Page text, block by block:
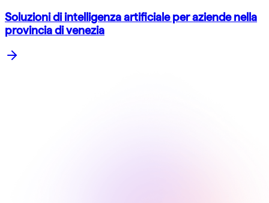
Soluzioni di intelligenza artificiale per aziende nella
provincia di venezia